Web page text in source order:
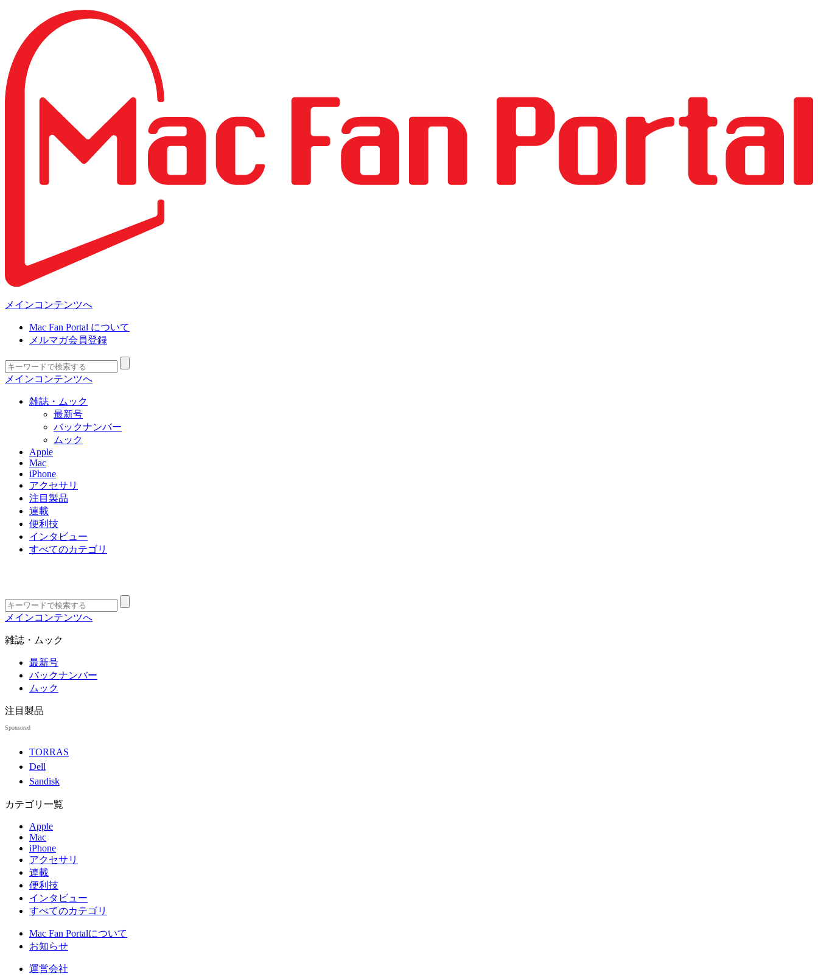
メインコンテンツへ
Mac Fan Portal について
メルマガ会員登録
メインコンテンツへ
雑誌・ムック
最新号
バックナンバー
ムック
Apple
Mac
iPhone
アクセサリ
注目製品
連載
便利技
インタビュー
すべてのカテゴリ
メインコンテンツへ
雑誌・ムック
最新号
バックナンバー
ムック
注目製品
Sponsored
TORRAS
Dell
Sandisk
カテゴリ一覧
Apple
Mac
iPhone
アクセサリ
連載
便利技
インタビュー
すべてのカテゴリ
Mac Fan Portalについて
お知らせ
運営会社